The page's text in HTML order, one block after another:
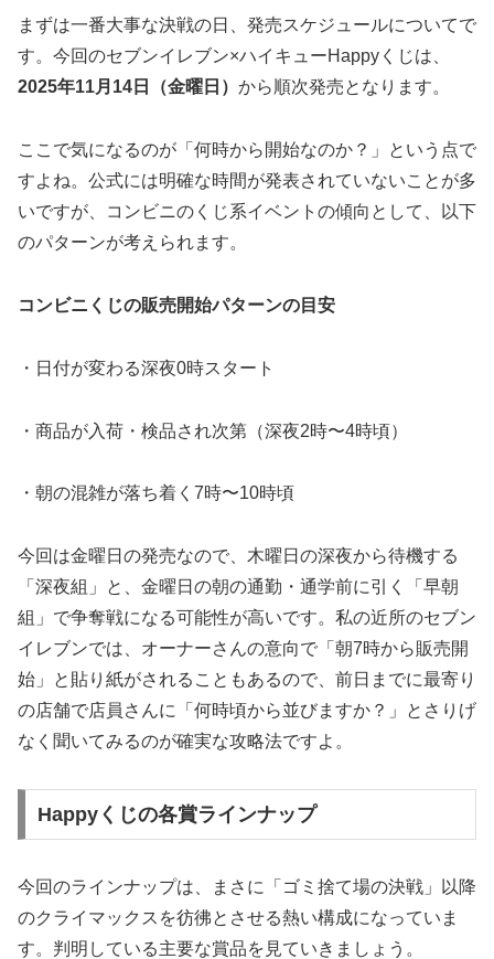
まずは一番大事な決戦の日、発売スケジュールについてで
す。今回のセブンイレブン×ハイキューHappyくじは、
2025年11月14日（金曜日） から順次発売となります。
ここで気になるのが「何時から開始なのか？」という点で
すよね。公式には明確な時間が発表されていないことが多
いですが、コンビニのくじ系イベントの傾向として、以下
のパターンが考えられます。
コンビニくじの販売開始パターンの目安
・日付が変わる深夜0時スタート
・商品が入荷・検品され次第（深夜2時〜4時頃）
・朝の混雑が落ち着く7時〜10時頃
今回は金曜日の発売なので、 木曜日の深夜から待機する
「深夜組」と、金曜日の朝の通勤・通学前に引く「早朝
組」で争奪戦になる可能性が高いです。私の近所のセブン
イレブンでは、オーナーさんの意向で「朝7時から販売開
始」と貼り紙がされることもあるので、前日までに最寄り
の店舗で店員さんに「何時頃から並びますか？」とさりげ
なく聞いてみるのが確実な攻略法ですよ。
Happyくじの各賞ラインナップ
今回のラインナップは、まさに「ゴミ捨て場の決戦」以降
のクライマックスを彷彿とさせる熱い構成になっていま
す。判明している主要な賞品を見ていきましょう。